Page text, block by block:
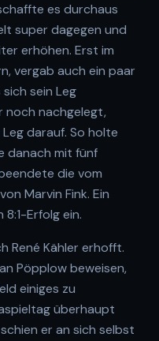
es durchaus
super dagegen und
erhöhen. Erst im
vergab auch ein paar
sein Leg
noch nachgelegt,
Leg darauf. So holte
danach mit fünf
die vom
Marvin Fink. Ein
Erfolg ein.
René Kähler erhofft.
Pöpplow beweisen,
einiges zu
überhaupt
er an sich selbst